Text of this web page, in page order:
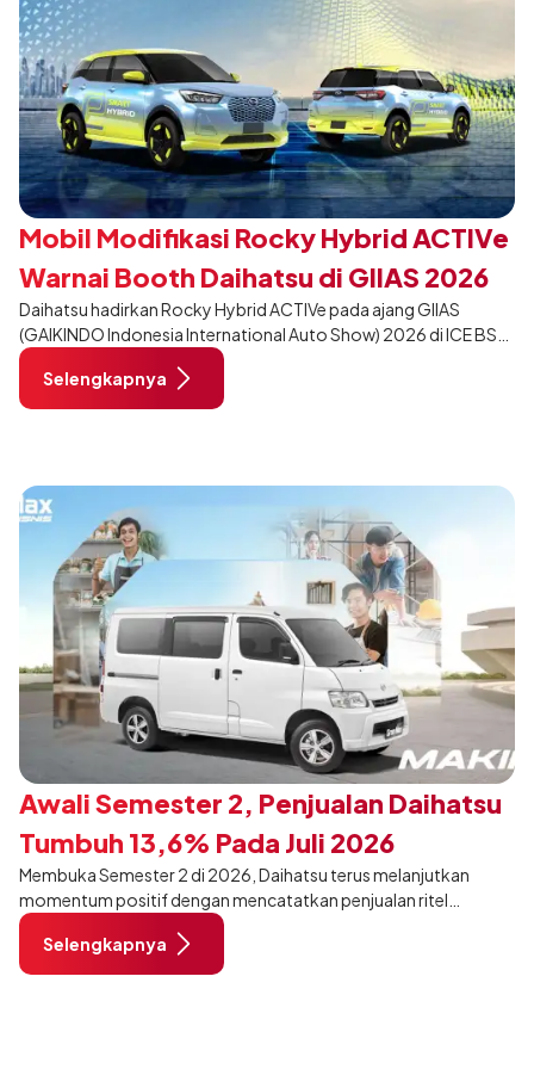
Mobil Modifikasi Rocky Hybrid ACTIVe
Warnai Booth Daihatsu di GIIAS 2026
Daihatsu hadirkan Rocky Hybrid ACTIVe pada ajang GIIAS
(GAIKINDO Indonesia International Auto Show) 2026 di ICE BSD
City, Tangerang. Terdapat 2 unit Rocky Hybrid yang
dimodifikasi untuk menghadirkan sarana inspirasi bagi
pengunjung mendukung gaya hidup yang aktif.
Selengkapnya
Awali Semester 2, Penjualan Daihatsu
Tumbuh 13,6% Pada Juli 2026
Membuka Semester 2 di 2026, Daihatsu terus melanjutkan
momentum positif dengan mencatatkan penjualan ritel
sebanyak 12.750 unit pada Juli 2026. Capaian tersebut tumbuh
13,6% dibandingkan periode yang sama tahun lalu sebanyak
11.220 unit, dan tetap stabil dibandingkan bulan Juni 2026 lalu.
Selengkapnya